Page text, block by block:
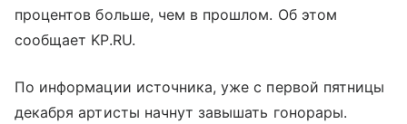
процентов больше, чем в прошлом. Об этом
сообщает KP.RU.
По информации источника, уже с первой пятницы
декабря артисты начнут завышать гонорары.